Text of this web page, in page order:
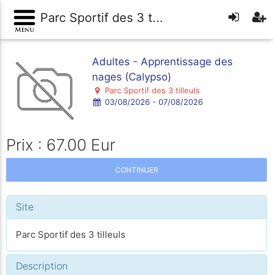
Parc Sportif des 3 t...
Adultes - Apprentissage des
nages (Calypso)
Parc Sportif des 3 tilleuls
03/08/2026 - 07/08/2026
Prix : 67.00 Eur
CONTINUER
Site
Parc Sportif des 3 tilleuls
Description